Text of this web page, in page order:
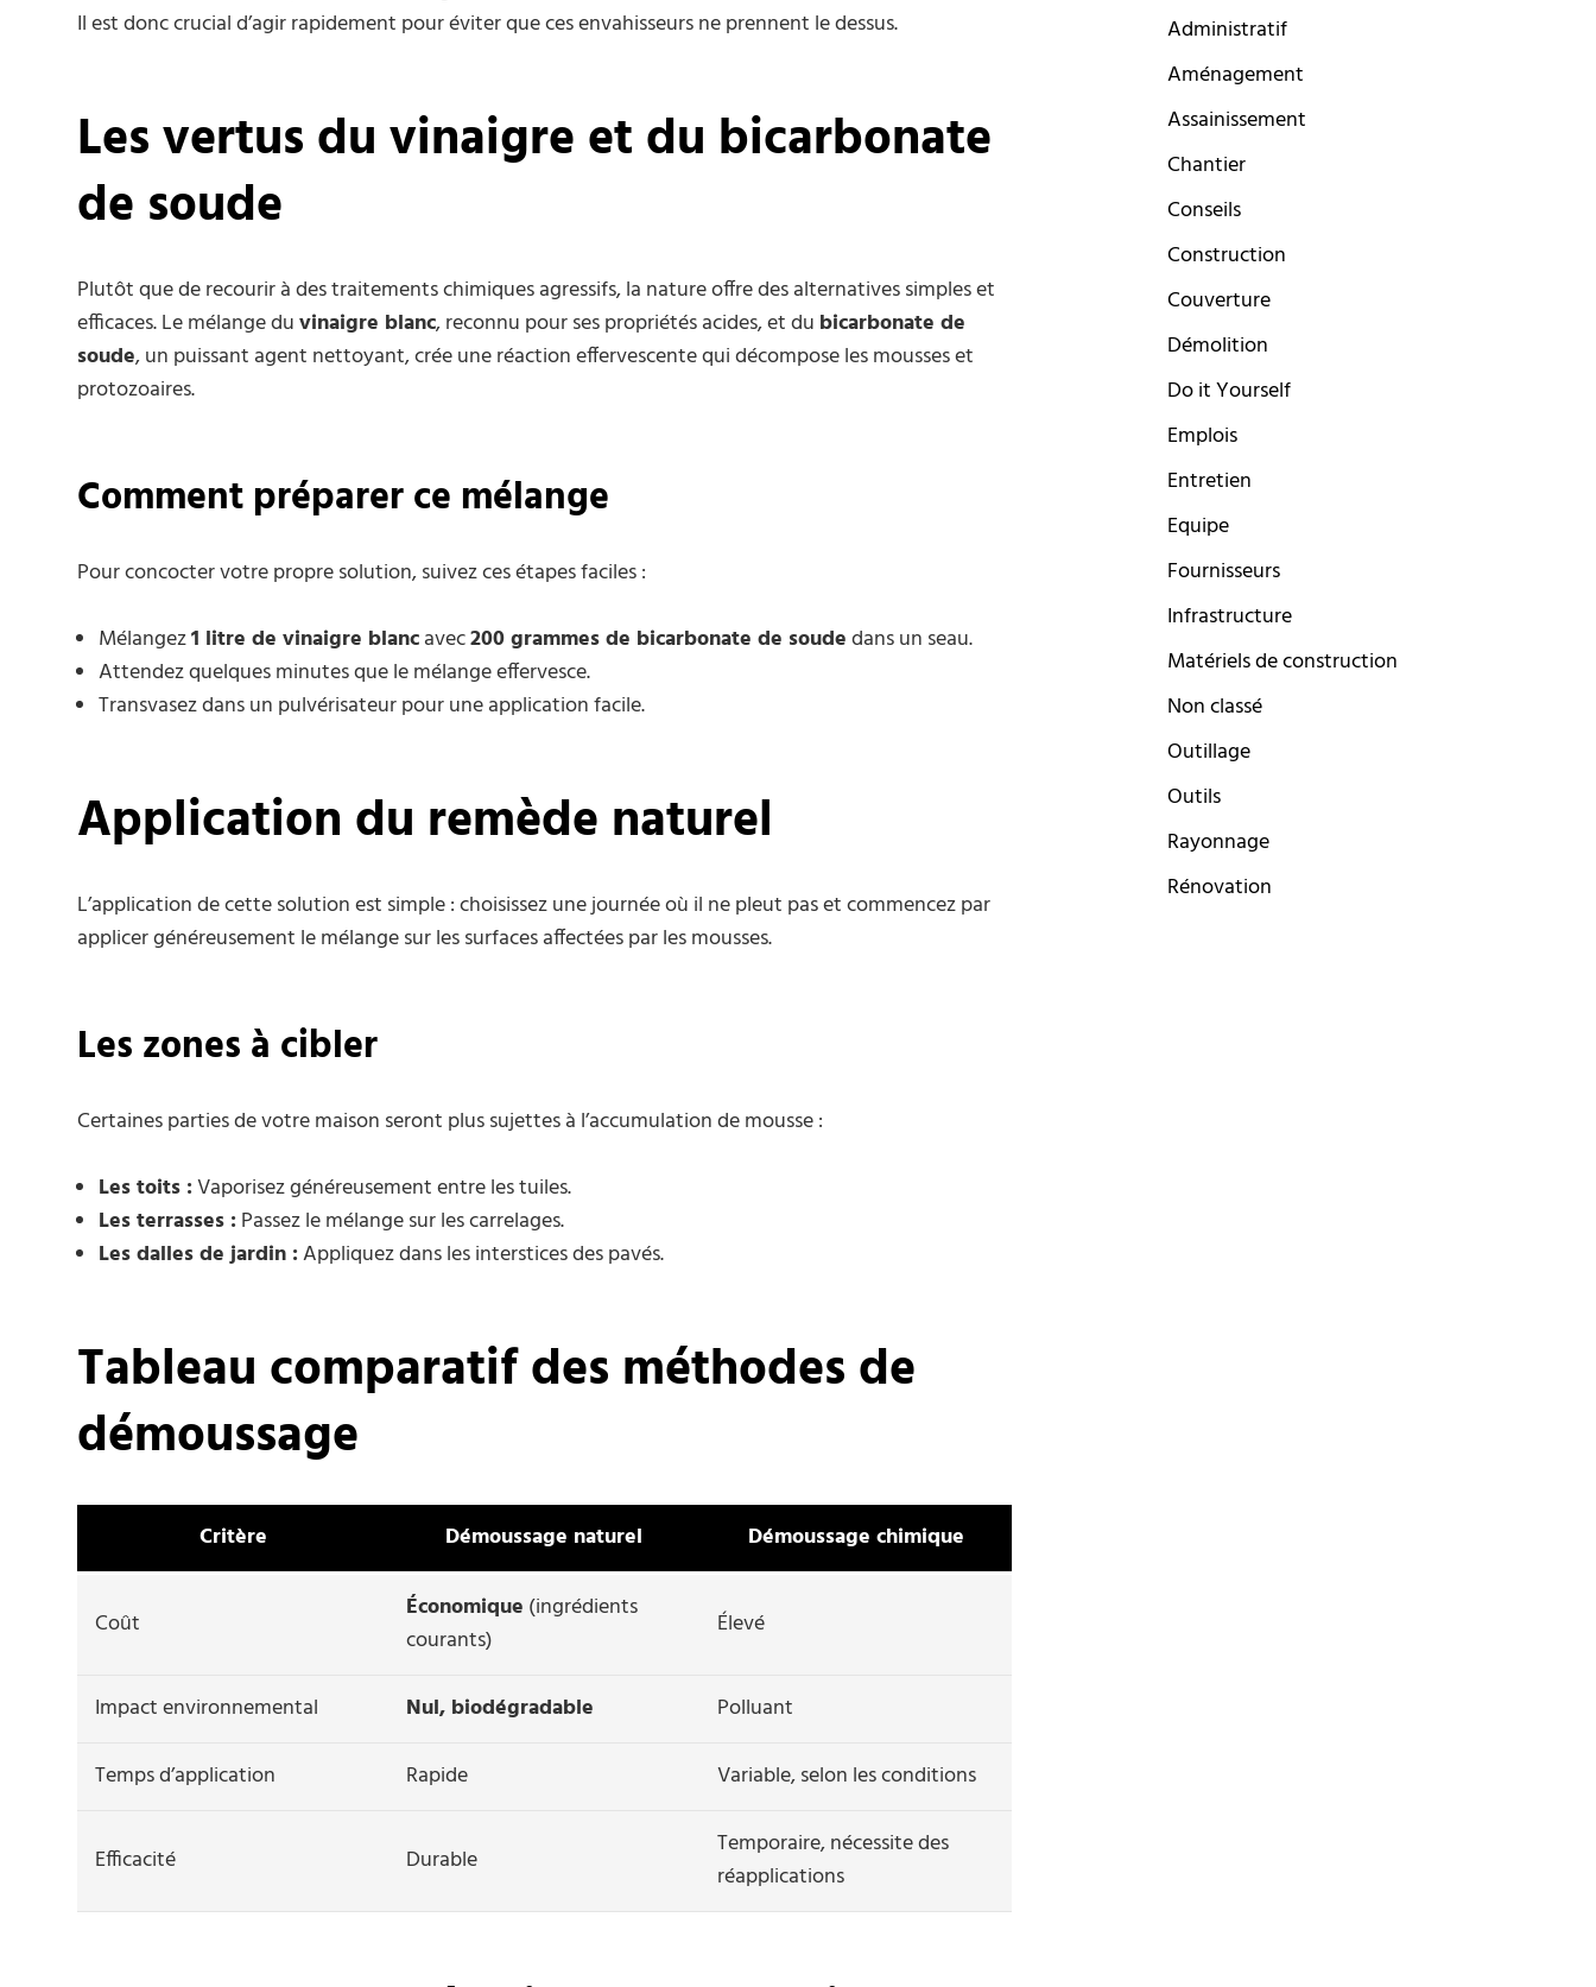
Il est donc crucial d’agir rapidement pour éviter que ces envahisseurs ne prennent le dessus.
Les vertus du vinaigre et du bicarbonate
de soude
Plutôt que de recourir à des traitements chimiques agressifs, la nature offre des alternatives simples et
efficaces. Le mélange duvinaigre blanc, reconnu pour ses propriétés acides, et du bicarbonate de
soude, un puissant agent nettoyant, crée une réaction effervescente qui décompose les mousses et
protozoaires.
Comment préparer ce mélange
Pour concocter votre propre solution, suivez ces étapes faciles :
Mélangez1 litre de vinaigre blancavec200 grammes de bicarbonate de soudedans un seau.
Attendez quelques minutes que le mélange effervesce.
Transvasez dans un pulvérisateur pour une application facile.
Application du remède naturel
L’application de cette solution est simple : choisissez une journée où il ne pleut pas et commencez par
applicer généreusement le mélange sur les surfaces affectées par les mousses.
Les zones à cibler
Certaines parties de votre maison seront plus sujettes à l’accumulation de mousse :
Les toits :Vaporisez généreusement entre les tuiles.
Les terrasses : Passez le mélange sur les carrelages.
Les dalles de jardin :Appliquez dans les interstices des pavés.
Tableau comparatif des méthodes de
démoussage
Critère Démoussage naturel Démoussage chimique
Coût Économique (ingrédients
courants)
Élevé
Impact environnemental Nul, biodégradable
Polluant
Temps d’application
Rapide Variable, selon les conditions
Efficacité Durable
Temporaire, nécessite des
réapplications
Administratif
Aménagement
Assainissement
Chantier
Conseils
Construction
Couverture
Démolition
Do it Yourself
Emplois
Entretien
Equipe
Fournisseurs
Infrastructure
Matériels de construction
Non classé
Outillage
Outils
Rayonnage
Rénovation